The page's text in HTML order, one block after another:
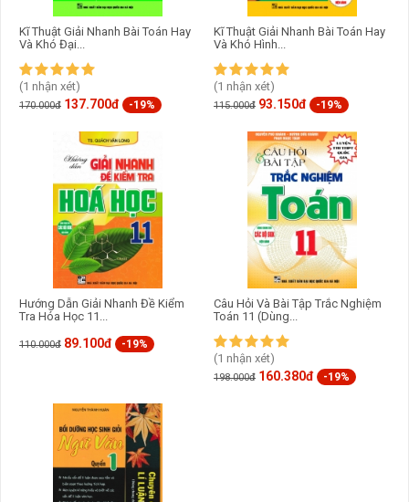
Kĩ Thuật Giải Nhanh Bài Toán Hay
Và Khó Đại...
(1 nhận xét)
170.000đ 137.700đ -19%
Kĩ Thuật Giải Nhanh Bài Toán Hay
Và Khó Hình...
(1 nhận xét)
115.000đ 93.150đ -19%
Hướng Dẫn Giải Nhanh Đề Kiểm
Tra Hóa Học 11...
110.000đ 89.100đ -19%
Câu Hỏi Và Bài Tập Trắc Nghiệm
Toán 11 (Dùng...
(1 nhận xét)
198.000đ 160.380đ -19%